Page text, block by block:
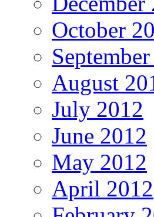
October
August
July 2012
June 2012
May 2012
April 2012